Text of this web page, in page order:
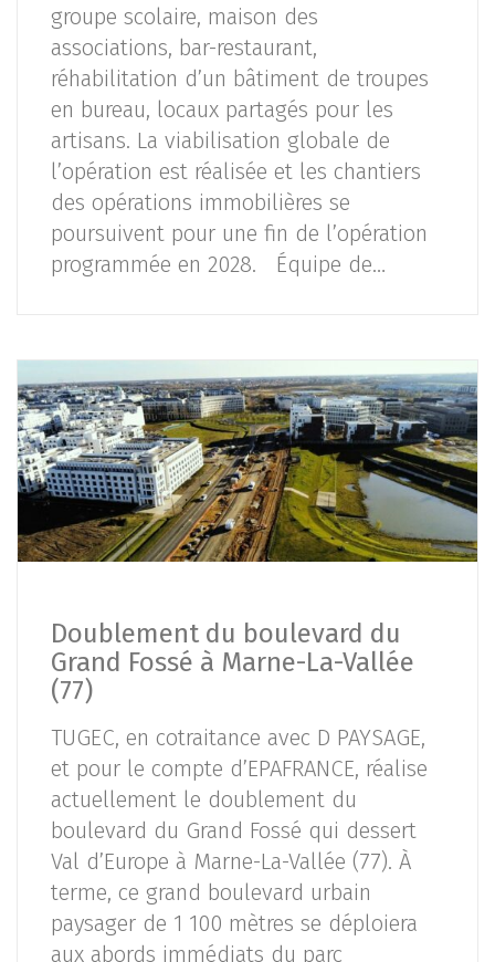
groupe scolaire, maison des
associations, bar-restaurant,
réhabilitation d’un bâtiment de troupes
en bureau, locaux partagés pour les
artisans. La viabilisation globale de
l’opération est réalisée et les chantiers
des opérations immobilières se
poursuivent pour une fin de l’opération
programmée en 2028. Équipe de…
Doublement du boulevard du
Grand Fossé à Marne-La-Vallée
(77)
TUGEC, en cotraitance avec D PAYSAGE,
et pour le compte d’EPAFRANCE, réalise
actuellement le doublement du
boulevard du Grand Fossé qui dessert
Val d’Europe à Marne-La-Vallée (77). À
terme, ce grand boulevard urbain
paysager de 1 100 mètres se déploiera
aux abords immédiats du parc